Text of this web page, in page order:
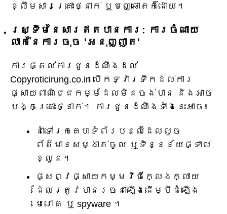
ខ្លឹមសារគ្រោះថ្នាក់ ឬបញ្ឆោតក៏ដោយ។
ស្ទ្រីមនៃសារឥតបានការ: ការចំណាយ
លាក់នៃការចុច 'អនុញ្ញាត'
ការផ្តល់ការជូនដំណឹងដល់
Copyroticirung.co.in បើកទ្វារទឹកដល់ការ
ផ្សាយពាណិជ្ជកម្មដែលមិនចង់បាន និងអាច
បង្កគ្រោះថ្នាក់។ ការជូនដំណឹងទាំងនេះអាច៖
នាំទៅរកគេហទំព័របន្លំដែលលួច
ព័ត៌មានសម្ងាត់ចូល ឬទិន្នន័យផ្ទាល់
ខ្លួន។
ផ្សព្វផ្សាយកម្មវិធីក្លែងក្លាយ
ដែលត្រូវបានរចនាឡើងដើម្បីដំឡើង
មេរោគ ឬ spyware ។